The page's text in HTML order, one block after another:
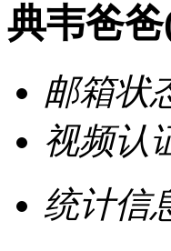
典韦爸爸
邮箱状
视频认
统计信